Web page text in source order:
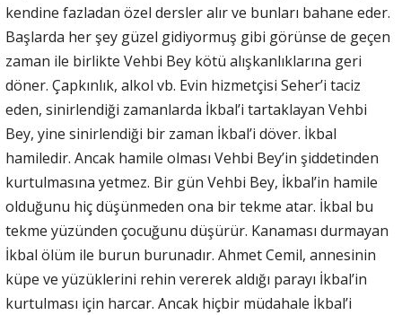
kendine fazladan özel dersler alır ve bunları bahane eder.
Başlarda her şey güzel gidiyormuş gibi görünse de geçen
zaman ile birlikte Vehbi Bey kötü alışkanlıklarına geri
döner. Çapkınlık, alkol vb. Evin hizmetçisi Seher’i taciz
eden, sinirlendiği zamanlarda İkbal’i tartaklayan Vehbi
Bey, yine sinirlendiği bir zaman İkbal’i döver. İkbal
hamiledir. Ancak hamile olması Vehbi Bey’in şiddetinden
kurtulmasına yetmez. Bir gün Vehbi Bey, İkbal’in hamile
olduğunu hiç düşünmeden ona bir tekme atar. İkbal bu
tekme yüzünden çocuğunu düşürür. Kanaması durmayan
İkbal ölüm ile burun burunadır. Ahmet Cemil, annesinin
küpe ve yüzüklerini rehin vererek aldığı parayı İkbal’in
kurtulması için harcar. Ancak hiçbir müdahale İkbal’i